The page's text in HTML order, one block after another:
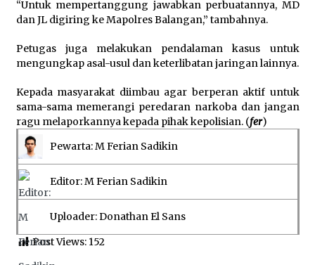
“Untuk mempertanggung jawabkan perbuatannya, MD
dan JL digiring ke Mapolres Balangan,” tambahnya.
Petugas juga melakukan pendalaman kasus untuk
mengungkap asal-usul dan keterlibatan jaringan lainnya.
Kepada masyarakat diimbau agar berperan aktif untuk
sama-sama memerangi peredaran narkoba dan jangan
ragu melaporkannya kepada pihak kepolisian. (fer)
Pewarta: M Ferian Sadikin
Editor: M Ferian Sadikin
Uploader: Donathan El Sans
Post Views: 152